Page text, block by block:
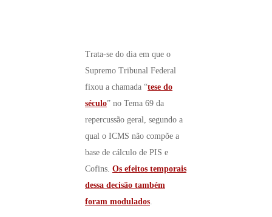
Trata-se do dia em que o
Supremo Tribunal Federal
fixou a chamada “tese do
século” no Tema 69 da
repercussão geral, segundo a
qual o ICMS não compõe a
base de cálculo de PIS e
Cofins. Os efeitos temporais
dessa decisão também
foram modulados.